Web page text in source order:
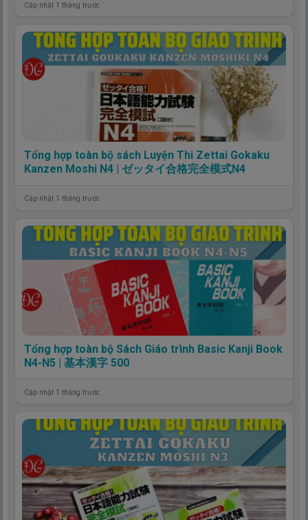
Cập nhật 1 tháng trước
Tổng hợp toàn bộ sách Luyện Thi Zettai Gokaku
Kanzen Moshi N4 | ゼッタイ合格完全模式N4
Cập nhật 1 tháng trước
Tổng hợp toàn bộ Sách Giáo trình Basic Kanji Book
N4-N5 | 基本漢字 500
Cập nhật 1 tháng trước